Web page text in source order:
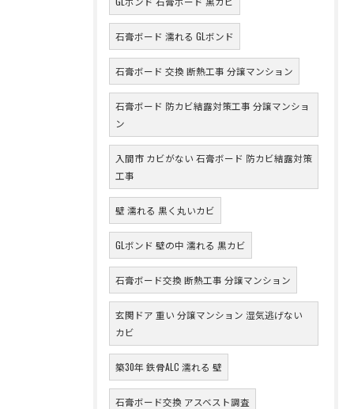
石膏ボード 濡れる GLボンド
石膏ボード 交換 断熱工事 分譲マンション
石膏ボード 防カビ結露対策工事 分譲マンショ
ン
入間市 カビがない 石膏ボード 防カビ結露対策
工事
壁 濡れる 黒く丸いカビ
GLボンド 壁の中 濡れる 黒カビ
石膏ボード交換 断熱工事 分譲マンション
玄関ドア 重い 分譲マンション 湿気逃げない
カビ
築30年 鉄骨ALC 濡れる 壁
石膏ボード交換 アスベスト調査